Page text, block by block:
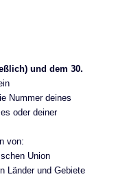
und dem 30.
Nummer deines
oder deiner
von:
Union
Länder und Gebiete